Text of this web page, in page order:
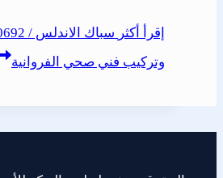
إقرأ أكثر
وتركيب فني صحي الفروانية